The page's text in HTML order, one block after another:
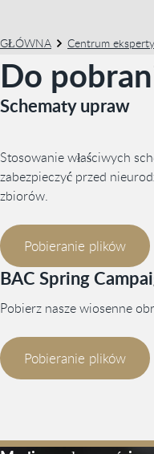
GŁÓWNA Centrum
Do
Schematy upraw
Stosowanie właściwych
zabezpieczyć przed
zbiorów.
Pobieranie plików
BAC Spring
Pobierz nasze wiosenne
Pobieranie plików